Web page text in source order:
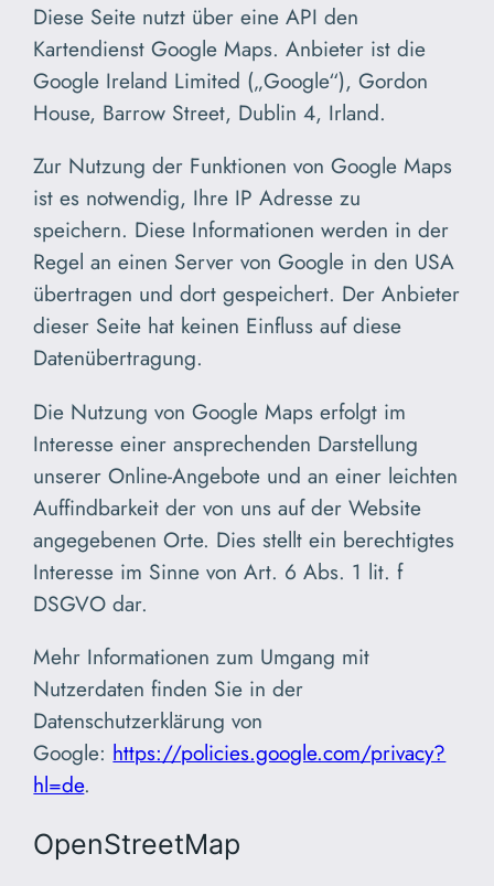
Diese Seite nutzt über eine API den
Kartendienst Google Maps. Anbieter ist die
Google Ireland Limited („Google“), Gordon
House, Barrow Street, Dublin 4, Irland.
Zur Nutzung der Funktionen von Google Maps
ist es notwendig, Ihre IP Adresse zu
speichern. Diese Informationen werden in der
Regel an einen Server von Google in den USA
übertragen und dort gespeichert. Der Anbieter
dieser Seite hat keinen Einfluss auf diese
Datenübertragung.
Die Nutzung von Google Maps erfolgt im
Interesse einer ansprechenden Darstellung
unserer Online-Angebote und an einer leichten
Auffindbarkeit der von uns auf der Website
angegebenen Orte. Dies stellt ein berechtigtes
Interesse im Sinne von Art. 6 Abs. 1 lit. f
DSGVO dar.
Mehr Informationen zum Umgang mit
Nutzerdaten finden Sie in der
Datenschutzerklärung von
Google: https://policies.google.com/privacy?
hl=de.
OpenStreetMap